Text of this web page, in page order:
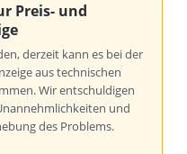
Preis- und
derzeit kann es bei der
aus technischen
Wir entschuldigen
und
des Problems.